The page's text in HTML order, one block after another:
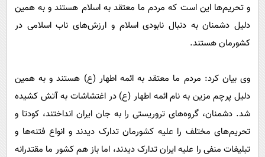
و تحریم‌ها این است که مردم ما معتقد به اسلام هستند و به همین
دلیل دشمنان به دنبال نابودی اسلام و ارزش‌های ناب اسلامی در
کشورمان هستند.
وی بیان کرد: مردم ما معتقد به ائمه اطهار (ع) هستند و به همین
دلیل پرچم مزین به نام ائمه اطهار (ع) در اغتشاشات به آتش کشیده
شد. دشمنان، گروه‌های تروریستی را به جان ایران انداختند، کودتا و
تحریم‌های مختلف را علیه کشورمان تدارک دیدند و انواع فتنه‌ها و
تبلیغات منفی را علیه ایران تدارک دیدند، اما باز هم کشور ما مقتدرانه